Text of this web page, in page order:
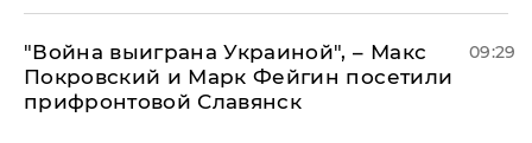
"Война выиграна Украиной", – Макс
Покровский и Марк Фейгин посетили
прифронтовой Славянск
09:29